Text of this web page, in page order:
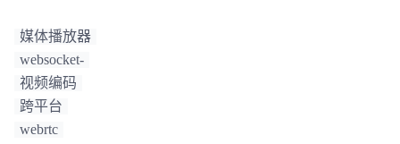
{
int
>filename);
媒体播放器
websocket-
视频编码
跨平台
webrtc